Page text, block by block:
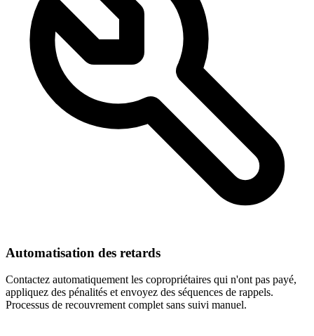
Automatisation des retards
Contactez automatiquement les copropriétaires qui n'ont pas payé,
appliquez des pénalités et envoyez des séquences de rappels.
Processus de recouvrement complet sans suivi manuel.